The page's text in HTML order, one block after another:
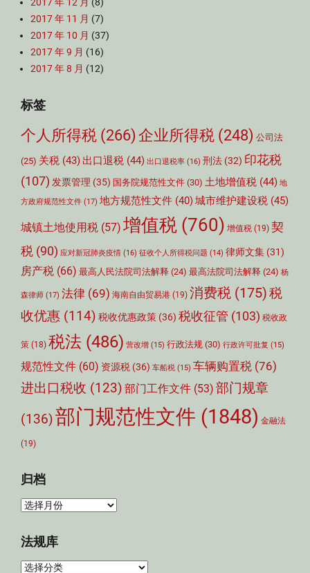
2017 年 11 月 (7)
2017 年 10 月 (37)
2017 年 9 月 (16)
2017 年 8 月 (12)
标签
个人所得税 (266) 企业所得税 (248) 公司法
(25) 关税 (43) 出口退税 (44) 出口退税率 (16) 刑法 (32) 印花税
(107) 发票管理 (35) 国务院规范性文件 (30) 土地增值税 (44) 地
方政府规范性文件 (17) 地方规范性文件 (40)城市维护建设税 (45)
城镇土地使用税 (57) 增值税 (760) 增值税 (19) 契
税 (90) 应对新冠肺炎疫情 (16) 征收个人所得税问题 (14) 律师文集 (31)
房产税 (66) 最高人民法院司法解释 (24) 最高法院司法解释 (24) 杨
森律师 (17) 法律 (69) 海南自由贸易港 (19) 消费税 (175)税
收优惠 (114) 税收优惠政策 (36) 税收征管 (103) 税收政
策 (18) 税法 (486) 营改增 (15) 行政法规 (30) 行政许可批复 (15)
规范性文件 (60) 资源税 (36) 车船税 (15) 车辆购置税 (76)
进出口税收 (123) 部门工作文件 (53) 部门规章
(136)部门规范性文件 (1848) 金融法
(19)
归档
归
法规库
法